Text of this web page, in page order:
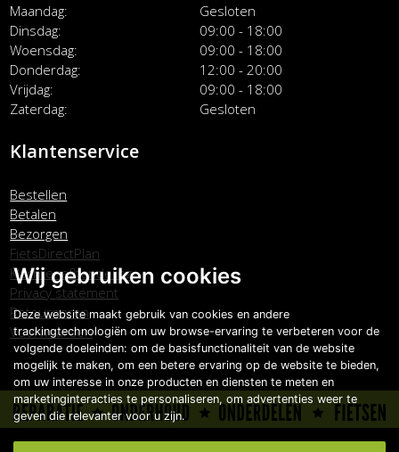
Maandag
Gesloten
Dinsdag
09:00 - 18:00
Woensdag
09:00 - 18:00
Donderdag
12:00 - 20:00
Vrijdag
09:00 - 18:00
Zaterdag
Gesloten
Klantenservice
Bestellen
Betalen
Bezorgen
FietsDirectPlan
Klachtenafhandeling
Privacy statement
Retourneren
Voorwaarden
Wij gebruiken cookies
Deze website maakt gebruik van cookies en andere
trackingtechnologiën om uw browse-ervaring te verbeteren voor de
volgende doeleinden: om de basisfunctionaliteit van de website
mogelijk te maken, om een betere ervaring op de website te bieden,
om uw interesse in onze producten en diensten te meten en
marketinginteracties te personaliseren, om advertenties weer te
geven die relevanter voor u zijn.